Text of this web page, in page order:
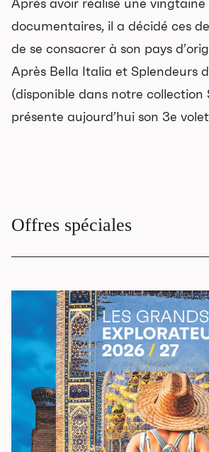
Les Grands Explorateurs
Communauté
Carte blanche
Passeurs culturels
La FameUSe
Billetterie
Stationnement
Nous joindre
L’équipe
Emplois
Demandes de dons et de
commandites
Après avoir réalisé une vingtaine
documentaires, il a décidé ces
de se consacrer à son pays
Après Bella Italia et Splendeurs
(disponible dans notre collection
présente aujourd’hui son 3e
Offres spéciales